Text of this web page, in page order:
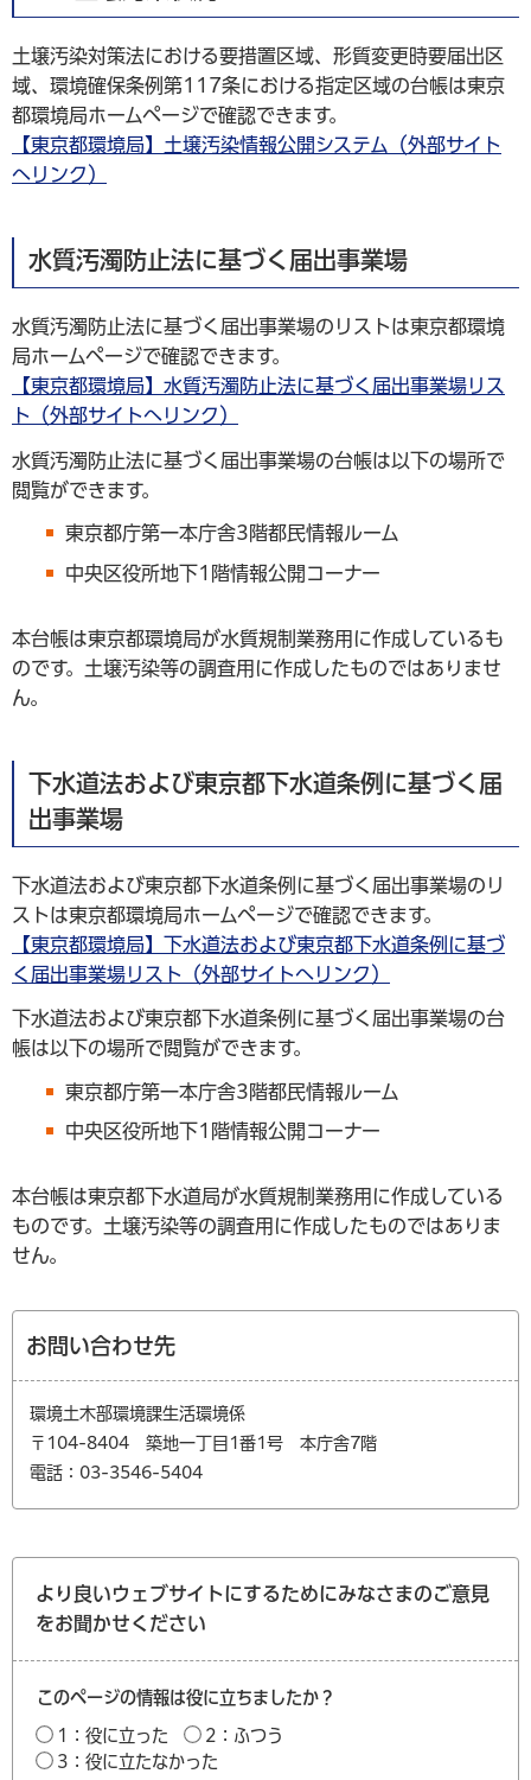
土壌汚染対策法における要措置区域、形質変更時要届出区
域、環境確保条例第117条における指定区域の台帳は東京
都環境局ホームページで確認できます。
【東京都環境局】土壌汚染情報公開システム（外部サイト
へリンク）
水質汚濁防止法に基づく届出事業場
水質汚濁防止法に基づく届出事業場のリストは東京都環境
局ホームページで確認できます。
【東京都環境局】水質汚濁防止法に基づく届出事業場リス
ト（外部サイトへリンク）
水質汚濁防止法に基づく届出事業場の台帳は以下の場所で
閲覧ができます。
東京都庁第一本庁舎3階都民情報ルーム
中央区役所地下1階情報公開コーナー
本台帳は東京都環境局が水質規制業務用に作成しているも
のです。土壌汚染等の調査用に作成したものではありませ
ん。
下水道法および東京都下水道条例に基づく届
出事業場
下水道法および東京都下水道条例に基づく届出事業場のリ
ストは東京都環境局ホームページで確認できます。
【東京都環境局】下水道法および東京都下水道条例に基づ
く届出事業場リスト（外部サイトへリンク）
下水道法および東京都下水道条例に基づく届出事業場の台
帳は以下の場所で閲覧ができます。
東京都庁第一本庁舎3階都民情報ルーム
中央区役所地下1階情報公開コーナー
本台帳は東京都下水道局が水質規制業務用に作成している
ものです。土壌汚染等の調査用に作成したものではありま
せん。
お問い合わせ先
環境土木部環境課生活環境係
〒104-8404 築地一丁目1番1号 本庁舎7階
電話：03-3546-5404
より良いウェブサイトにするためにみなさまのご意見
をお聞かせください
このページの情報は役に立ちましたか？
1：役に立った
2：ふつう
3：役に立たなかった